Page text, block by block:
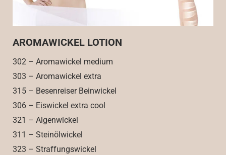
AROMAWICKEL LOTION
302 – Aromawickel medium
303 – Aromawickel extra
315 – Besenreiser Beinwickel
306 – Eiswickel extra cool
321 – Algenwickel
311 – Steinölwickel
323 – Straffungswickel